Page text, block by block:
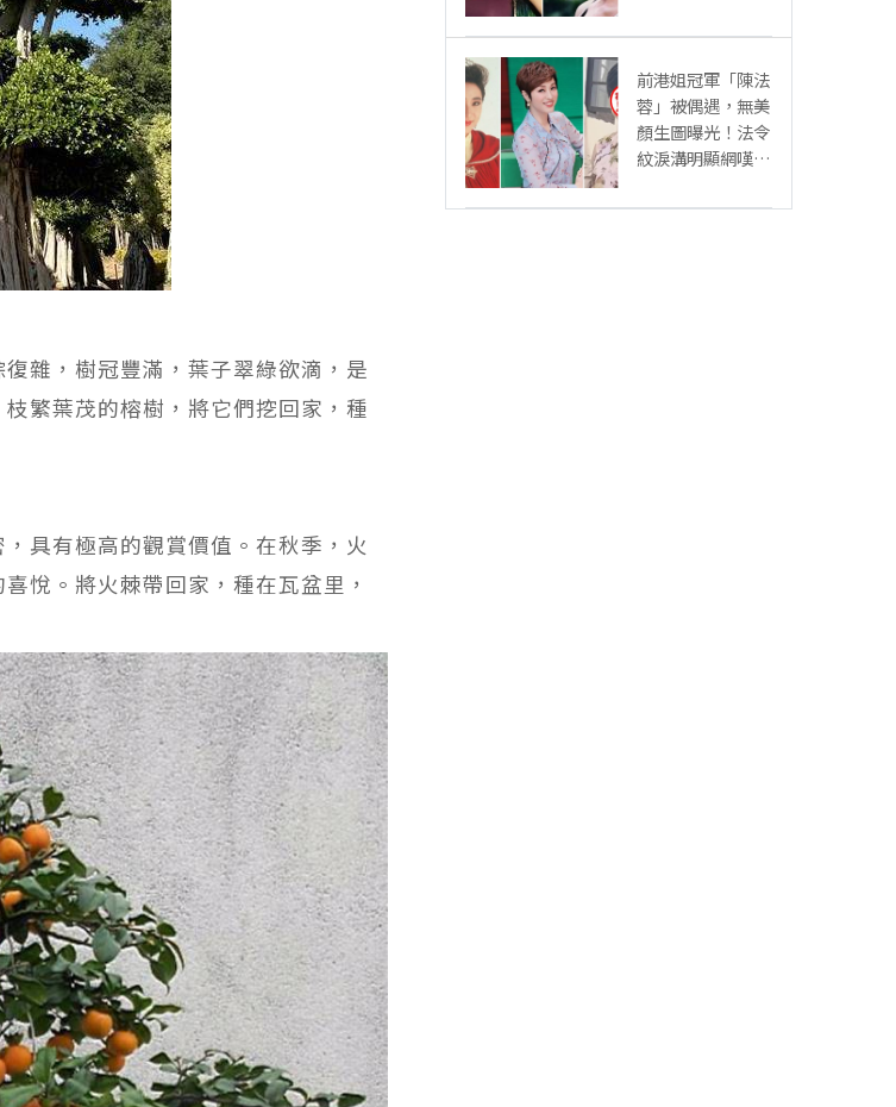
雜，樹冠豐滿，葉子翠綠欲滴，是
繁葉茂的榕樹，將它們挖回家，種
具有極高的觀賞價值。在秋季，火
悅。將火棘帶回家，種在瓦盆里，
前港姐冠軍「陳法
蓉」被偶遇，無美
顏生圖曝光！法令
紋淚溝明顯網嘆：
老」